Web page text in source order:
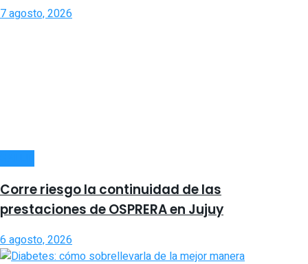
7 agosto, 2026
Corre riesgo la continuidad de las
prestaciones de OSPRERA en Jujuy
6 agosto, 2026